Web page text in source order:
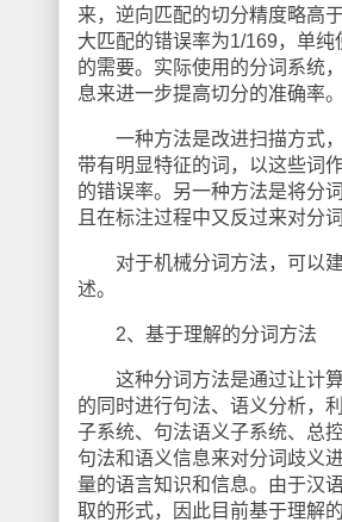
来，逆向匹配的切分精度略高
大匹配的错误率为1/169，单
的需要。实际使用的分词系统
息来进一步提高切分的准确率。
一种方法是改进扫描方式，
带有明显特征的词，以这些词
的错误率。另一种方法是将分
且在标注过程中又反过来对分
对于机械分词方法，可以建
述。
2、基于理解的分词方法
这种分词方法是通过让计算
的同时进行句法、语义分析，
子系统、句法语义子系统、总
句法和语义信息来对分词歧义
量的语言知识和信息。由于汉
取的形式，因此目前基于理解